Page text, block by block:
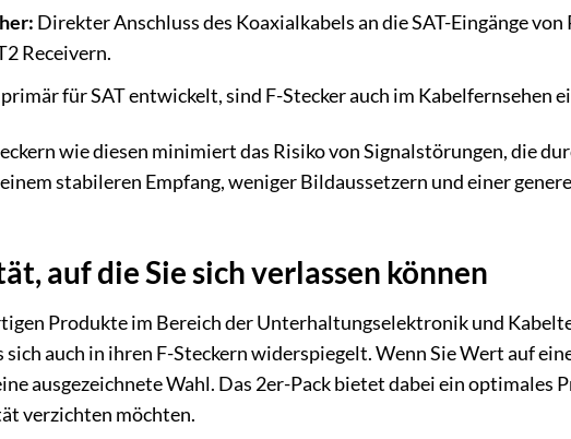
Direkter Anschluss des Koaxialkabels an die SAT-Eingänge
Receivern.
für SAT entwickelt, sind F-Stecker auch im Kabelfernsehen
wie diesen minimiert das Risiko von Signalstörungen, die
stabileren Empfang, weniger Bildaussetzern und einer
auf die Sie sich verlassen können
Produkte im Bereich der Unterhaltungselektronik und
auch in ihren F-Steckern widerspiegelt. Wenn Sie Wert auf
ausgezeichnete Wahl. Das 2er-Pack bietet dabei ein optimales
verzichten möchten.